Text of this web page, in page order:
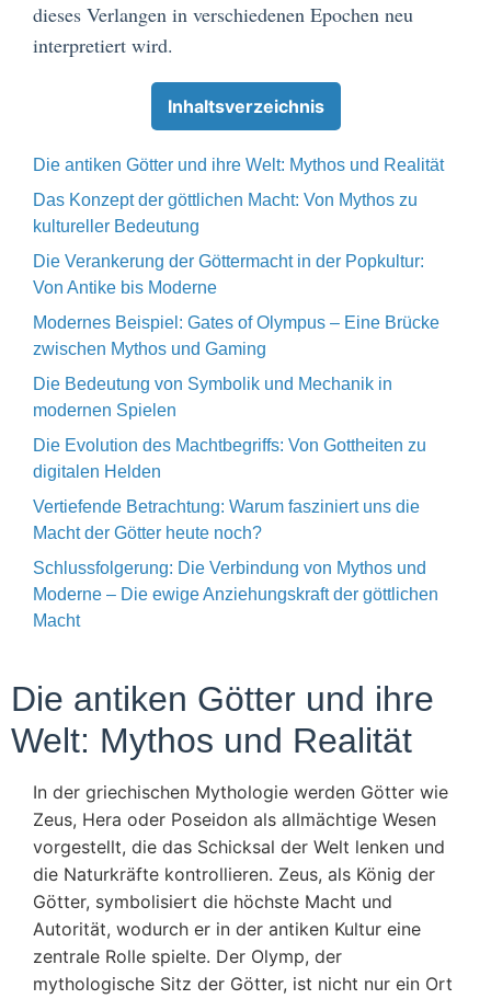
dieses Verlangen in verschiedenen Epochen neu
interpretiert wird.
Inhaltsverzeichnis
Die antiken Götter und ihre Welt: Mythos und Realität
Das Konzept der göttlichen Macht: Von Mythos zu
kultureller Bedeutung
Die Verankerung der Göttermacht in der Popkultur:
Von Antike bis Moderne
Modernes Beispiel: Gates of Olympus – Eine Brücke
zwischen Mythos und Gaming
Die Bedeutung von Symbolik und Mechanik in
modernen Spielen
Die Evolution des Machtbegriffs: Von Gottheiten zu
digitalen Helden
Vertiefende Betrachtung: Warum fasziniert uns die
Macht der Götter heute noch?
Schlussfolgerung: Die Verbindung von Mythos und
Moderne – Die ewige Anziehungskraft der göttlichen
Macht
Die antiken Götter und ihre
Welt: Mythos und Realität
In der griechischen Mythologie werden Götter wie
Zeus, Hera oder Poseidon als allmächtige Wesen
vorgestellt, die das Schicksal der Welt lenken und
die Naturkräfte kontrollieren. Zeus, als König der
Götter, symbolisiert die höchste Macht und
Autorität, wodurch er in der antiken Kultur eine
zentrale Rolle spielte. Der Olymp, der
mythologische Sitz der Götter, ist nicht nur ein Ort